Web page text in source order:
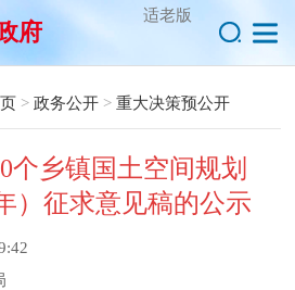
适老版
府
> 政务公开 > 重大决策预公开
个乡镇国土空间规划
）征求意见稿的公示